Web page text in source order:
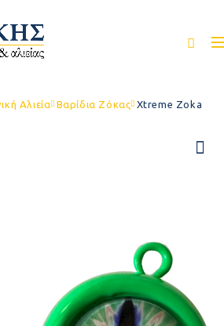
Αλιεία Βαρίδια Ζόκας Xtreme Zoka